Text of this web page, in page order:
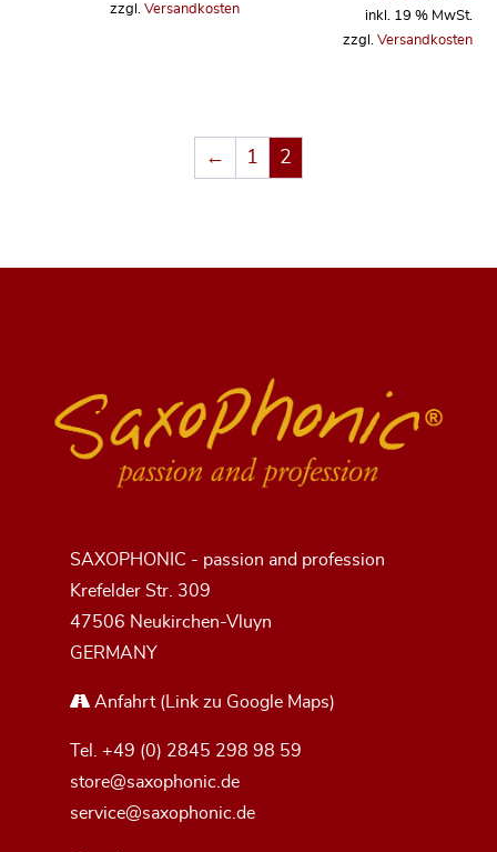
zzgl. Versandkosten
inkl. 19 % MwSt.
zzgl. Versandkosten
← 1 2
SAXOPHONIC - passion and profession
Krefelder Str. 309
47506 Neukirchen-Vluyn
GERMANY
Anfahrt(Link zu Google Maps)
Tel. +49 (0) 2845 298 98 59
store@saxophonic.de
service@saxophonic.de